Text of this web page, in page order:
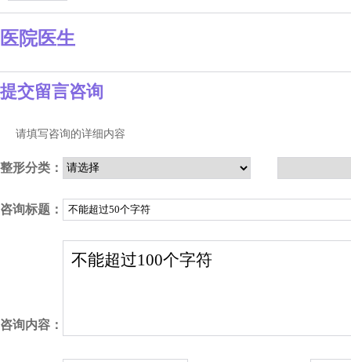
医院医生
提交留言咨询
请填写咨询的详细内容
整形分类：
咨询标题：
咨询内容：